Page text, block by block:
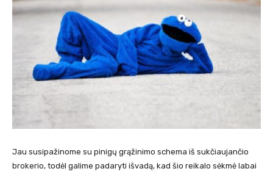
Jau susipažinome su pinigų grąžinimo schema iš sukčiaujančio
brokerio, todėl galime padaryti išvadą, kad šio reikalo sėkmė labai